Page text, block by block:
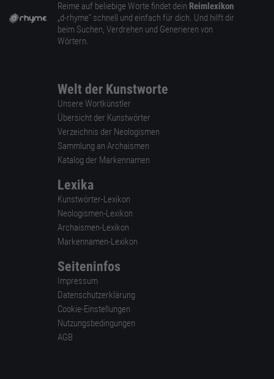
Reime auf beliebige Worte findet dein Reimlexikon
„d-rhyme” schnell und einfach für dich. Und hilft dir
beim Suchen, Verdrehen und Generieren von
Wörtern.
Welt der Kunstworte
Unsere Wortkünstler
Übersicht der Kunstwörter
Verzeichnis der Neologismen
Sammlung an Archaismen
Katalog der Markennamen
Lexika
Kunstwörter-Lexikon
Neologismen-Lexikon
Archaismen-Lexikon
Markennamen-Lexikon
Seiteninfos
Impressum
Datenschutzerklärung
Cookie-Einstellungen
Nutzungsbedingungen
AGB